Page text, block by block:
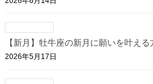
【新月】牡牛座の新月に願いを叶え
2026年5月17日